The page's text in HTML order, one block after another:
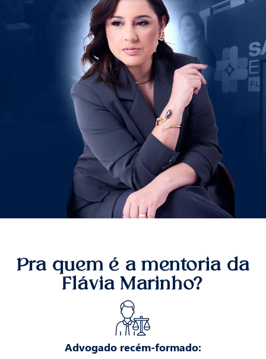
Pra quem é a mentoria da
Flávia Marinho?
Advogado recém-formado: